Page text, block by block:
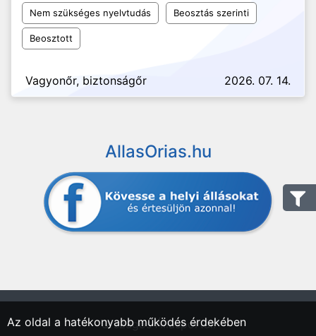
Nem szükséges nyelvtudás Beosztás szerinti
Beosztott
Vagyonőr, biztonságőr 2026. 07. 14.
AllasOrias.hu
"Országos Állásportál."
Az oldal a hatékonyabb működés érdekében